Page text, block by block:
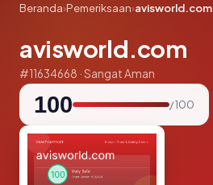
Beranda›Pemeriksaan›avisworld.com
avisworld.com
#11634668 · Sangat Aman
100 / 100